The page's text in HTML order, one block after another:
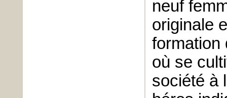
neuf
originale
formation
où se
société à